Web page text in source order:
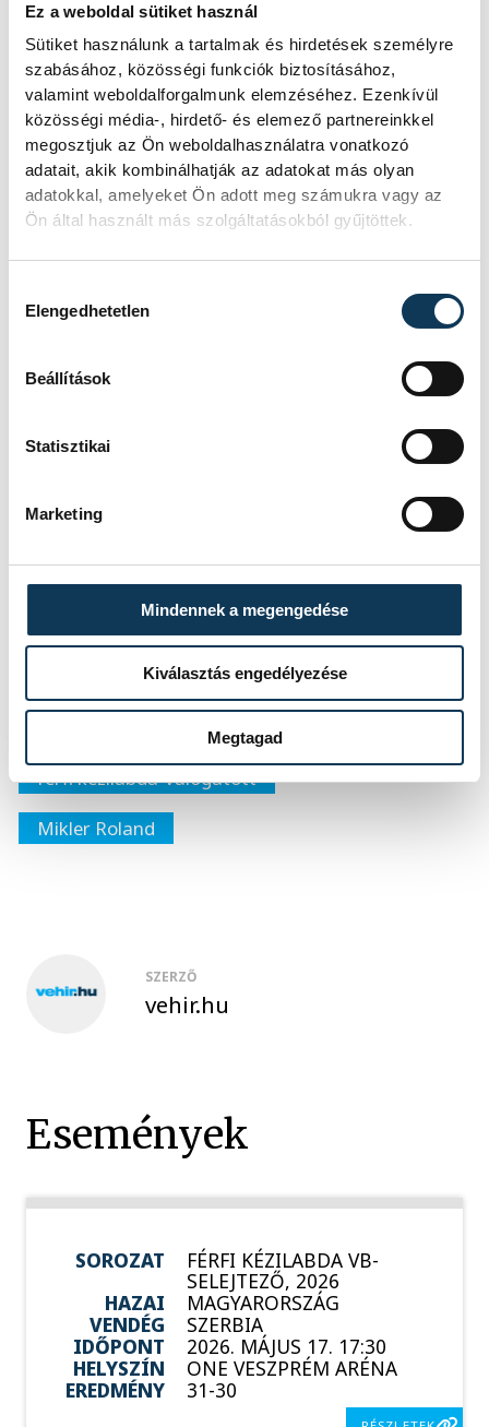
Ez a weboldal sütiket használ
Sütiket használunk a tartalmak és hirdetések személyre
szabásához, közösségi funkciók biztosításához,
valamint weboldalforgalmunk elemzéséhez. Ezenkívül
közösségi média-, hirdető- és elemező partnereinkkel
megosztjuk az Ön weboldalhasználatra vonatkozó
adatait, akik kombinálhatják az adatokat más olyan
adatokkal, amelyeket Ön adott meg számukra vagy az
Ön által használt más szolgáltatásokból gyűjtöttek.
Elengedhetetlen
Beállítások
Statisztikai
Marketing
Mindennek a megengedése
Kiválasztás engedélyezése
Megtagad
legyőzik a Zöld-foki Köztársaságot, este
pedig az Európa-bajnoki címvédő, de a
legjobbjaikat minden bizonnyal pihentető
svédek megverik Portugáliát, a magyar
válogatott továbbjut a negyeddöntőbe.
A kapus szerint legbelül nevezhetik
kötelező győzelemnek a következő
találkozójukat, de hatvan percig kőkemény
csatára számít.
nekünk viszont annál fontosabb ez a két
pont. Nagyon remélem, hogy ezt a meccset
is ugyanúgy megnyomjuk. Azért emelem ki
többször a hatvan percet, mert nagyon
fontos lesz, hogy végig összpontosítsunk,
és ha lehet, nagyarányú győzelmet
arassunk" - nyilatkozta.
kézilabda
ország-világ
férfi kézilabda-válogatott
Mikler Roland
SZERZŐ
vehir.hu
Események
SOROZAT FÉRFI KÉZILABDA VB-
SELEJTEZŐ, 2026
HAZAI
MAGYARORSZÁG
VENDÉG
SZERBIA
IDŐPONT
2026. MÁJUS 17. 17:30
HELYSZÍN
ONE VESZPRÉM ARÉNA
EREDMÉNY
31-30